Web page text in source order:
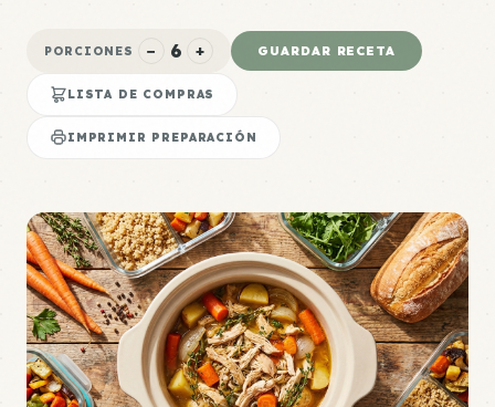
PORCIONES − 6 + GUARDAR RECETA
LISTA DE COMPRAS
IMPRIMIR PREPARACIÓN